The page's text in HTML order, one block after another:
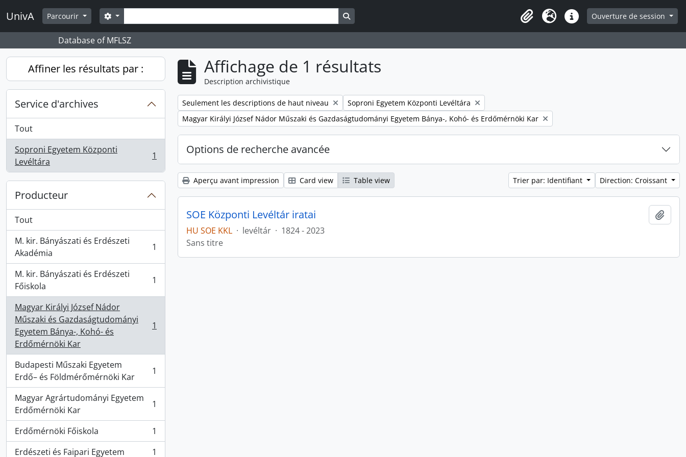
Skip to main content
UnivA Parcourir Rechercher
Search options Search in browse page
Presse-papier
LangueLiens rapidesOuverture de session
Database of MFLSZ
Affiner les résultats par :
Service d'archives
Tout
Soproni Egyetem Központi
Levéltára
, 1 résultats 1
Producteur
Tout
M. kir. Bányászati és Erdészeti
Akadémia
, 1 résultats 1
M. kir. Bányászati és Erdészeti
Főiskola
, 1 résultats 1
Magyar Királyi József Nádor
Műszaki és Gazdaságtudományi
Egyetem Bánya-, Kohó- és
Erdőmérnöki Kar
, 1 résultats 1
Budapesti Műszaki Egyetem
Erdő– és Földmérőmérnöki Kar
, 1 résultats 1
Magyar Agrártudományi Egyetem
Erdőmérnöki Kar
, 1 résultats 1
Erdőmérnöki Főiskola
, 1 résultats
1
Erdészeti és Faipari Egyetem
1
Affichage de 1 résultats
Description archivistique
Remove filter:
Seulement les descriptions de haut niveau Remove filter:
Soproni Egyetem Központi Levéltára
Remove filter:
Magyar Királyi József Nádor Műszaki és Gazdaságtudományi Egyetem Bánya-, Kohó- és Erdőmérnöki Kar
Options de recherche avancée
Aperçu avant impression Card view Table view Trier par: Identifiant Direction: Croissant
SOE Központi Levéltár iratai
HU SOE KKL · levéltár · 1824 - 2023
Sans titre